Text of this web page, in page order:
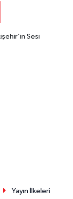
Sesi
Yayın İlkeleri